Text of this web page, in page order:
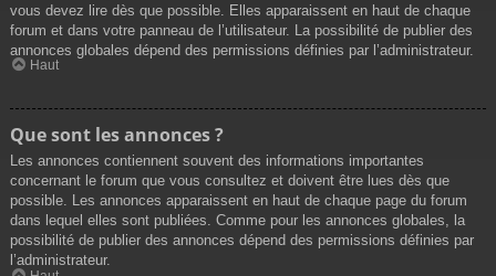
vous devez lire dès que possible. Elles apparaissent en haut de chaque
forum et dans votre panneau de l’utilisateur. La possibilité de publier des
annonces globales dépend des permissions définies par l’administrateur.
Haut
Que sont les annonces ?
Les annonces contiennent souvent des informations importantes
concernant le forum que vous consultez et doivent être lues dès que
possible. Les annonces apparaissent en haut de chaque page du forum
dans lequel elles sont publiées. Comme pour les annonces globales, la
possibilité de publier des annonces dépend des permissions définies par
l’administrateur.